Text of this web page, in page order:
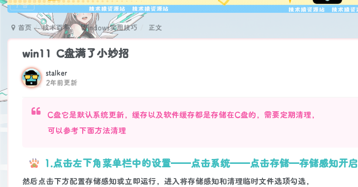
广告
首页 技术百科 Windows实用技巧 正文
win11 C盘满了小妙招
stalker
2年前更新
C盘它是默认系统更新，缓存以及软件缓存都是存储在C盘的，需要定期清理，
可以参考下面方法清理
1.点击左下角菜单栏中的设置——点击系统——点击存储—存储感知开启
然后点击下方配置存储感知或立即运行，进入将存储感知和清理临时文件选项勾选，